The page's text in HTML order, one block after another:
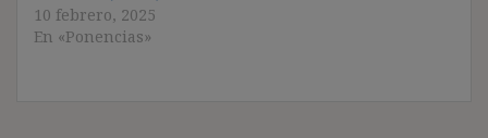
10 febrero, 2025
En «Ponencias»